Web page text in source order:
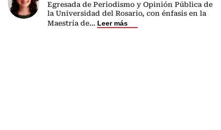
Egresada de Periodismo y Opinión Pública de
la Universidad del Rosario, con énfasis en la
Maestría de... Leer más